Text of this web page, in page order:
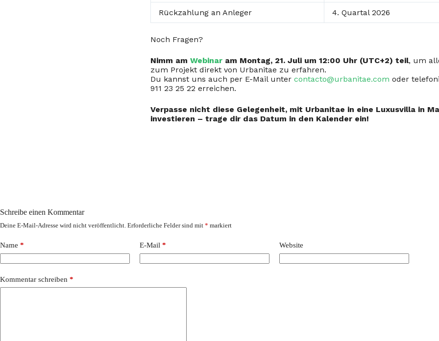
Rückzahlung an Anleger 4. Quartal 2026
Noch Fragen?
Nimm am Webinar am Montag, 21. Juli um 12:00 Uhr (UTC+2) teil, um
zum Projekt direkt von Urbanitae zu erfahren.
Du kannst uns auch per E-Mail unter contacto@urbanitae.com oder
911 23 25 22 erreichen.
Verpasse nicht diese Gelegenheit, mit Urbanitae in eine Luxusvilla in
investieren – trage dir das Datum in den Kalender ein!
Schreibe einen Kommentar
Deine E-Mail-Adresse wird nicht veröffentlicht. Erforderliche Felder sind mit * markiert
Name * E-Mail * Website
Kommentar schreiben *